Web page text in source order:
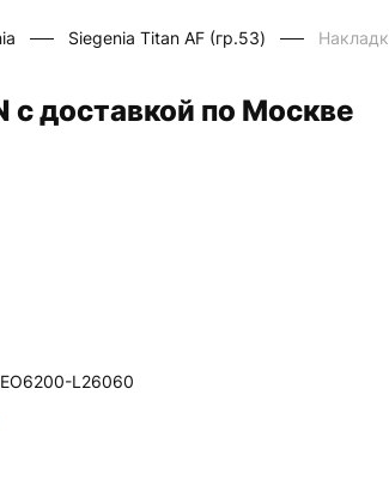
Siegenia Titan AF (гр.53)
с доставкой по Москве
L26060